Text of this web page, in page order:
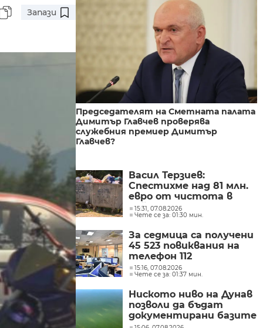
Запази
Председателят на Сметната палата
Димитър Главчев проверява
служебния премиер Димитър
Главчев?
Васил Терзиев:
Спестихме над 81 млн.
евро от чистота в
районите “Слатина”,
“Подуяне” и “Изгрев” за
15:31, 07.08.2026
Чете се за: 01:30 мин.
За седмица са получени
45 523 повиквания на
телефон 112
15:16, 07.08.2026
Чете се за: 01:37 мин.
Ниското ниво на Дунав
позволи да бъдат
документирани базите